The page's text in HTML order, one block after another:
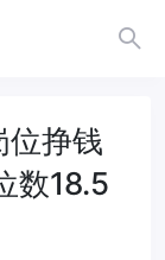
位挣钱
数18.5